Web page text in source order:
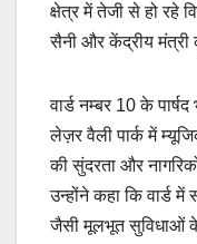
क्षेत्र में तेजी से हो रहे
सैनी और केंद्रीय मंत्री
वार्ड नम्बर 10 के
लेज़र वैली पार्क में
की सुंदरता और
उन्होंने कहा कि वार्ड
जैसी मूलभूत सुविधाओं